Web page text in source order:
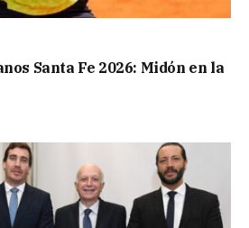
Santa Fe 2026: Midón en la